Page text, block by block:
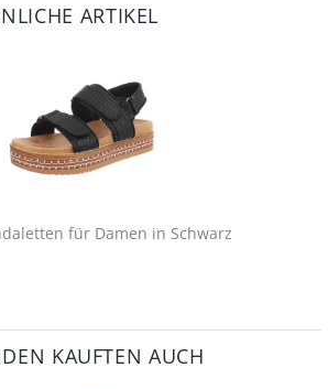
ARTIKEL
für Damen in Schwarz
KAUFTEN AUCH